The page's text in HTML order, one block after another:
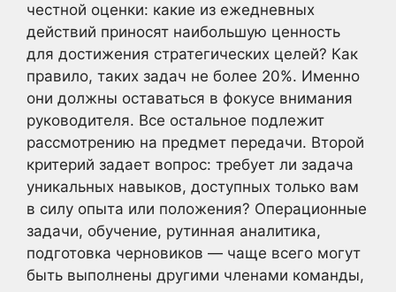
честной оценки: какие из ежедневных
действий приносят наибольшую ценность
для достижения стратегических целей? Как
правило, таких задач не более 20%. Именно
они должны оставаться в фокусе внимания
руководителя. Все остальное подлежит
рассмотрению на предмет передачи. Второй
критерий задает вопрос: требует ли задача
уникальных навыков, доступных только вам
в силу опыта или положения? Операционные
задачи, обучение, рутинная аналитика,
подготовка черновиков — чаще всего могут
быть выполнены другими членами команды,